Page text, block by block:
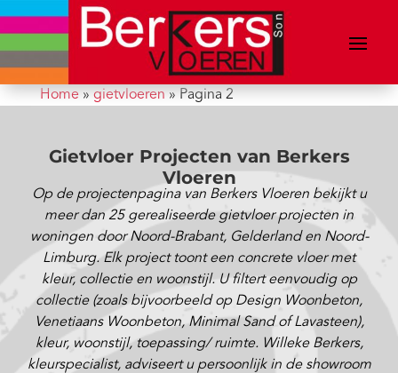
Home» gietvloeren » Pagina 2
Gietvloer Projecten van Berkers
Vloeren
Op de projectenpagina van Berkers Vloeren bekijkt u
meer dan 25 gerealiseerde gietvloer projecten in
woningen door Noord-Brabant, Gelderland en Noord-
Limburg. Elk project toont een concrete vloer met
kleur, collectie en woonstijl. U filtert eenvoudig op
collectie (zoals bijvoorbeeld op Design Woonbeton,
Venetiaans Woonbeton, Minimal Sand of Lavasteen),
kleur, woonstijl, toepassing/ ruimte. Willeke Berkers,
kleurspecialist, adviseert u persoonlijk in de showroom